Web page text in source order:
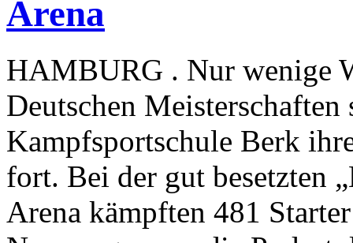
Arena
HAMBURG . Nur wenige
Deutschen
Kampfsportschule Berk
fort. Bei der gut besetzten
Arena kämpften 481